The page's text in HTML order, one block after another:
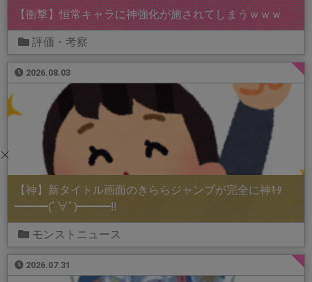
【衝撃】恒常キャラに神強化が施されてしまうｗｗｗ
評価・考察
2026.08.03
【神】新タイトル画面のきららジャンプが完全に神ｷﾀ
━━━(ﾟ∀ﾟ)━━━!!
モンストニュース
2026.07.31